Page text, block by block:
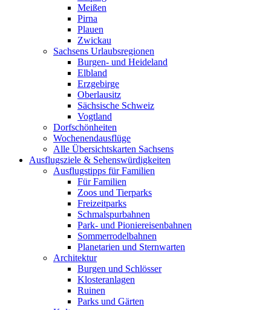
Meißen
Pirna
Plauen
Zwickau
Sachsens Urlaubsregionen
Burgen- und Heideland
Elbland
Erzgebirge
Oberlausitz
Sächsische Schweiz
Vogtland
Dorfschönheiten
Wochenendausflüge
Alle Übersichtskarten Sachsens
Ausflugsziele & Sehenswürdigkeiten
Ausflugstipps für Familien
Für Familien
Zoos und Tierparks
Freizeitparks
Schmalspurbahnen
Park- und Pioniereisenbahnen
Sommerrodelbahnen
Planetarien und Sternwarten
Architektur
Burgen und Schlösser
Klosteranlagen
Ruinen
Parks und Gärten